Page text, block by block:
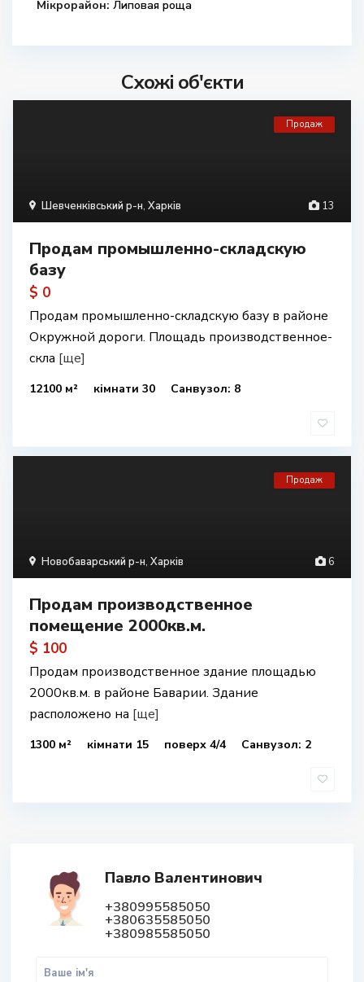
Мікрорайон: Липовая роща
Схожі об'єкти
13
Шевченківський р-н, Харків
Продаж
Продам промышленно-складскую
базу
$ 0
Продам промышленно-складскую базу в районе
Окружной дороги. Площадь производственное-
скла [ще]
12100 м² кімнати 30 Санвузол: 8
6
Новобаварський р-н, Харків
Продаж
Продам производственное
помещение 2000кв.м.
$ 100
Продам производственное здание площадью
2000кв.м. в районе Баварии. Здание
расположено на [ще]
1300 м² кімнати 15 поверх 4/4 Санвузол: 2
Павло Валентинович
+380995585050
+380635585050
+380985585050